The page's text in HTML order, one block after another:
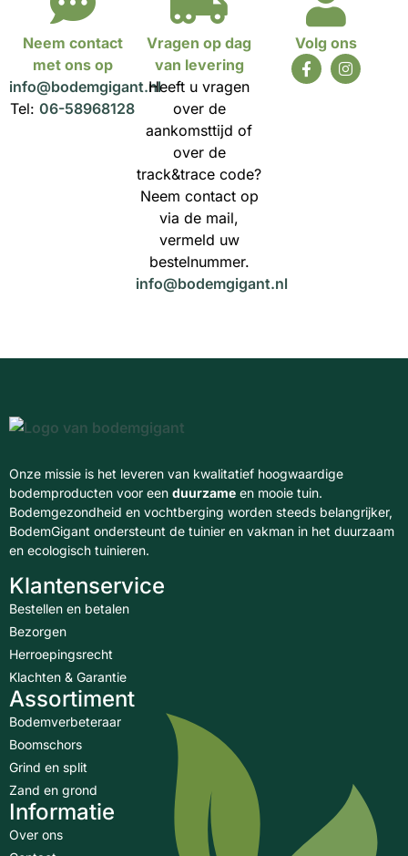
Neem contact
met ons op
info@bodemgigant.nl
Tel:06-58968128
Vragen op dag
van levering
Heeft u vragen
over de
aankomsttijd of
over de
track&trace code?
Neem contact op
via de mail,
vermeld uw
bestelnummer.
info@bodemgigant.nl
Volg ons
Onze missie is het leveren van kwalitatief hoogwaardige
bodemproducten voor een duurzame en mooie tuin.
Bodemgezondheid en vochtberging worden steeds belangrijker,
BodemGigant ondersteunt de tuinier en vakman in het duurzaam
en ecologisch tuinieren.
Klantenservice
Bestellen en betalen
Bezorgen
Herroepingsrecht
Klachten & Garantie
Assortiment
Bodemverbeteraar
Boomschors
Grind en split
Zand en grond
Informatie
Over ons